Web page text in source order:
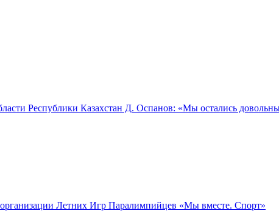
Республики Казахстан Д. Оспанов: «Мы остались
Летних Игр Паралимпийцев «Мы вместе. Спорт»